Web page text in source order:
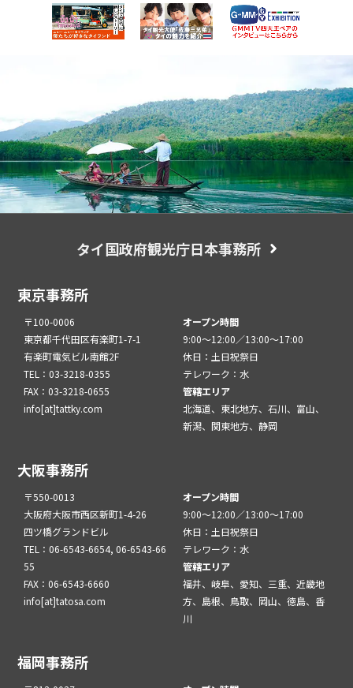
タイ国政府観光庁日本事務所
東京事務所
〒100-0006
東京都千代田区有楽町1-7-1
有楽町電気ビル南館2F
TEL：03-3218-0355
FAX：03-3218-0655
info[at]tattky.com
オープン時間
9:00～12:00／13:00～17:00
休日：土日祝祭日
テレワーク：水
管轄エリア
北海道、東北地方、石川、富山、
新潟、関東地方、静岡
大阪事務所
〒550-0013
大阪府大阪市西区新町1-4-26
四ツ橋グランドビル
TEL：06-6543-6654, 06-6543-66
55
FAX：06-6543-6660
info[at]tatosa.com
オープン時間
9:00～12:00／13:00～17:00
休日：土日祝祭日
テレワーク：水
管轄エリア
福井、岐阜、愛知、三重、近畿地
方、島根、鳥取、岡山、徳島、香
川
福岡事務所